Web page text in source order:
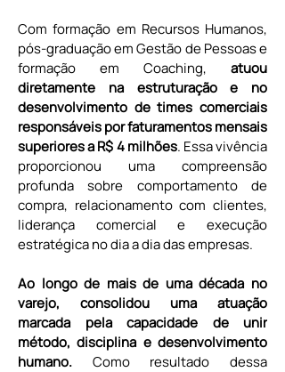
Com formação em Recursos Humanos,
pós-graduação em Gestão de Pessoas e
formação em Coaching, atuou
diretamente na estruturação e no
desenvolvimento de times comerciais
responsáveis por faturamentos mensais
superiores a R$ 4 milhões. Essa vivência
proporcionou uma compreensão
profunda sobre comportamento de
compra, relacionamento com clientes,
liderança comercial e execução
estratégica no dia a dia das empresas.
Ao longo de mais de uma década no
varejo, consolidou uma atuação
marcada pela capacidade de unir
método, disciplina e desenvolvimento
humano. Como resultado dessa